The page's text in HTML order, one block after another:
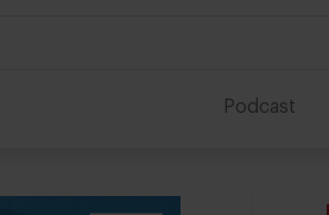
Podcast